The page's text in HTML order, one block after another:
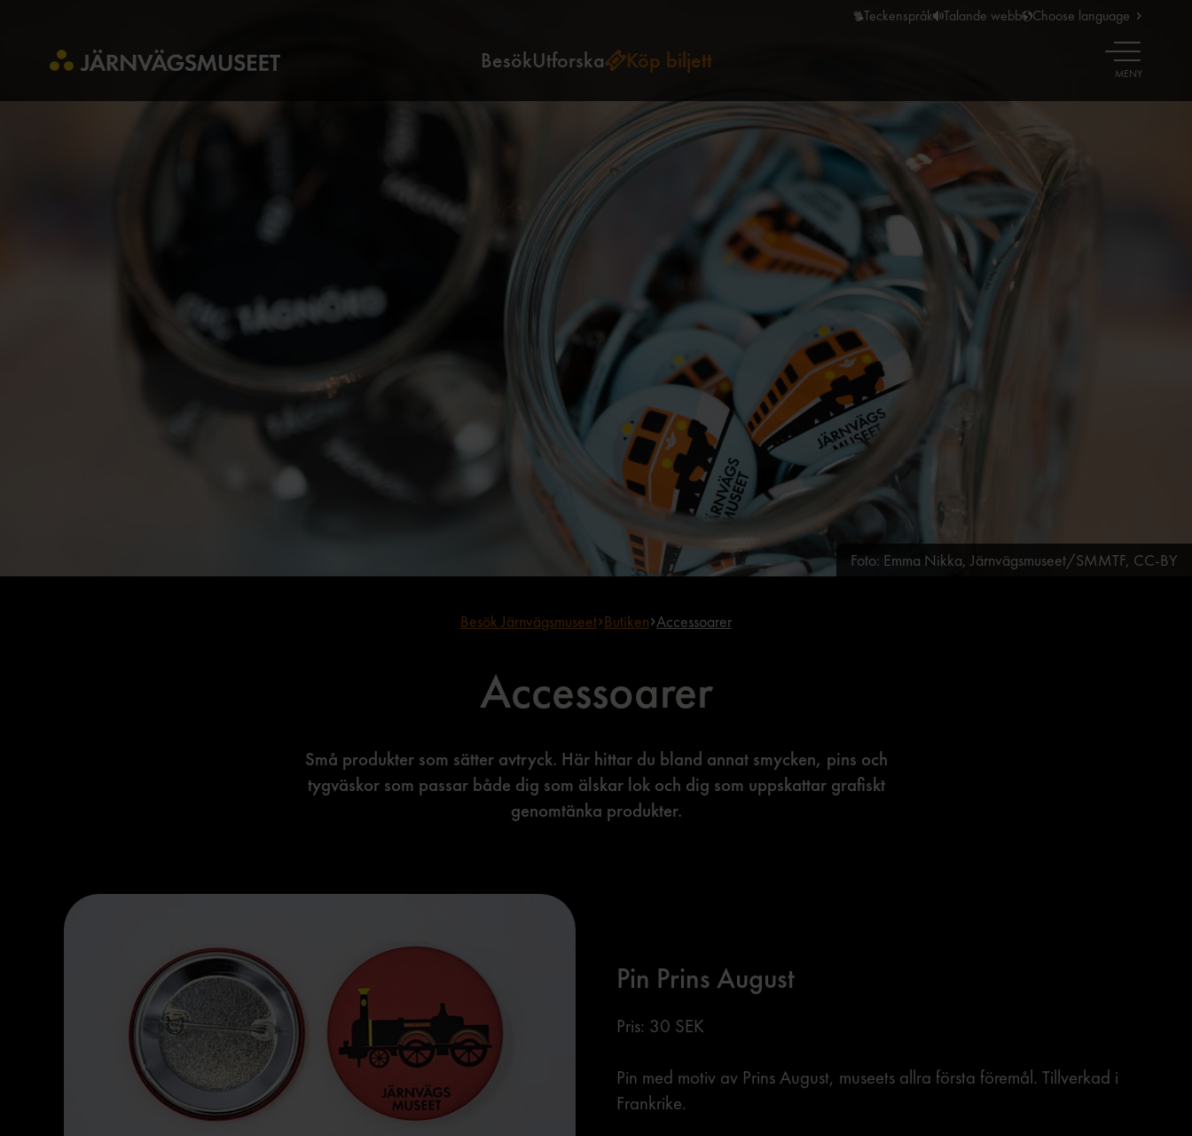
Teckenspråk Talande webb Choose language
BesökUtforska Köp biljett ÖPPNA
MENY
Foto: Emma Nikka, Järnvägsmuseet/SMMTF, CC-BY
Besök Järnvägsmuseet Butiken Accessoarer
Accessoarer
Små produkter som sätter avtryck. Här hittar du bland annat smycken, pins och
tygväskor som passar både dig som älskar lok och dig som uppskattar grafiskt
genomtänka produkter.
Pin Prins August
Pris: 30 SEK
Pin med motiv av Prins August, museets allra första föremål. Tillverkad i
Frankrike.